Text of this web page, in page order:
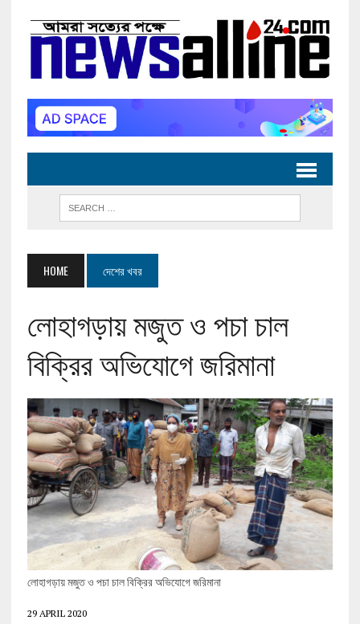
HOME দেশের খবর
লোহাগড়ায় মজুত ও পচা চাল
বিক্রির অভিযোগে জরিমানা
লোহাগড়ায় মজুত ও পচা চাল বিক্রির অভিযোগে জরিমানা
29 APRIL 2020